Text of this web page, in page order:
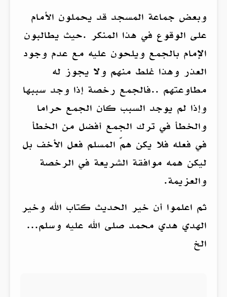
وبعض جماعة المسجد قد يحملون الأمام
على الوقوع في هذا المنكر .حيث يطالبون
الإمام بالجمع ويلحون عليه مع عدم وجود
العذر وهذا غلط منهم ولا يجوز له
مطاوعتهم ..فالجمع رخصة إذا وجد سببها
وإذا لم يوجد السبب كان الجمع حراما
والخطأ في ترك الجمع أفضل من الخطأ
في فعله فلا يكن همّ المسلم فعل الأخف بل
ليكن همه موافقة الشريعة في الرخصة
والعزيمة.
ثم اعلموا أن خير الحديث كتاب الله وخير
الهدي هدي محمد صلى الله عليه وسلم…
الخ